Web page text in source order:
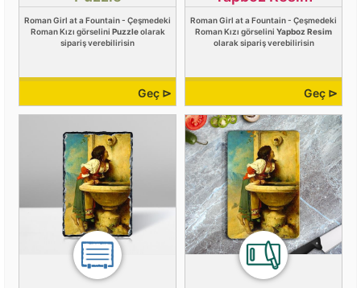
Roman Girl at a Fountain - Çeşmedeki
Roman Kızı görselini Puzzleolarak
sipariş verebilirisin
Geç ⊳
Roman Girl at a Fountain - Çeşmedeki
Roman Kızı görselini Yapboz Resim
olarak sipariş verebilirisin
Geç ⊳